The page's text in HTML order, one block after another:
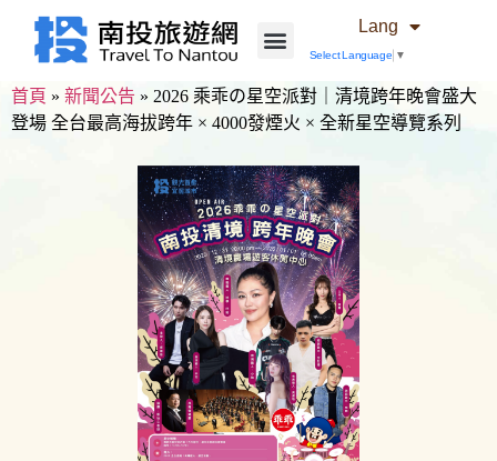
Lang
Select Language ▼
首頁 » 新聞公告 » 2026 乘乖の星空派對｜清境跨年晚會盛大
登場 全台最高海拔跨年 × 4000發煙火 × 全新星空導覽系列